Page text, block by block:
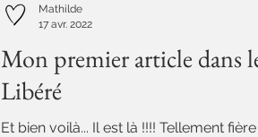
Mon premier article dans
Libéré
Et bien voilà... Il est là !!!! Tellement
Mathilde
17 avr. 2022